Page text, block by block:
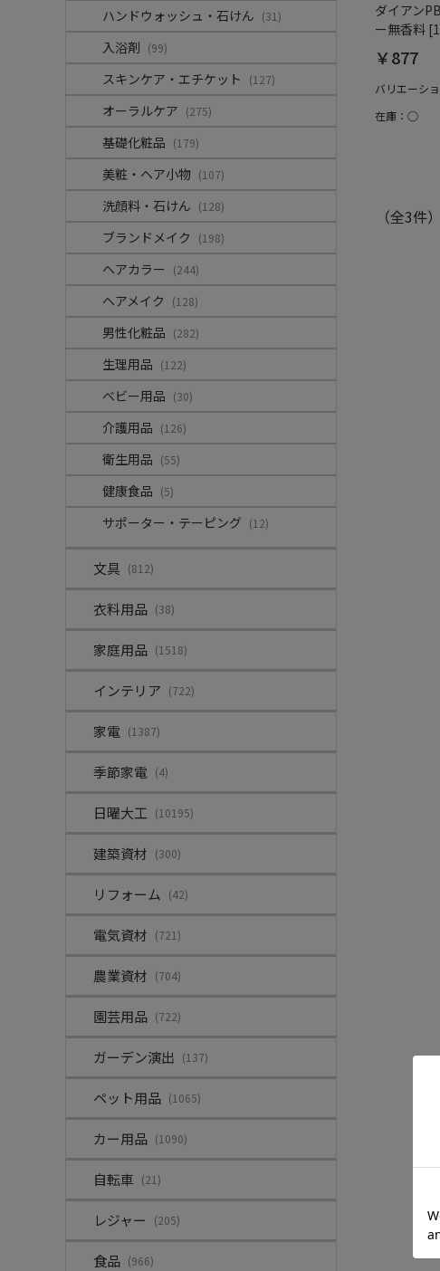
ハンドウォッシュ・石けん (31)
入浴剤 (99)
スキンケア・エチケット (127)
オーラルケア (275)
基礎化粧品 (179)
美粧・ヘア小物 (107)
洗顔料・石けん (128)
ブランドメイク (198)
ヘアカラー (244)
ヘアメイク (128)
男性化粧品 (282)
生理用品 (122)
ベビー用品 (30)
介護用品 (126)
衛生用品 (55)
健康食品 (5)
サポーター・テーピング (12)
文具 (812)
衣料用品 (38)
家庭用品 (1518)
インテリア (722)
家電 (1387)
季節家電 (4)
日曜大工 (10195)
建築資材 (300)
リフォーム (42)
電気資材 (721)
農業資材 (704)
園芸用品 (722)
ガーデン演出 (137)
ペット用品 (1065)
カー用品 (1090)
自転車 (21)
レジャー (205)
食品 (966)
ダイアン
ー無香料
￥877
バリエーシ
在庫：○
（全3件）